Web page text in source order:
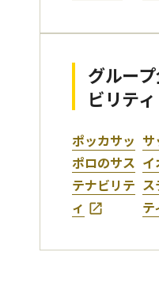
グルー
ビリティ
ポッカサッ
ポロのサス
テナビリテ
ィ
サ
イ
ス
テ